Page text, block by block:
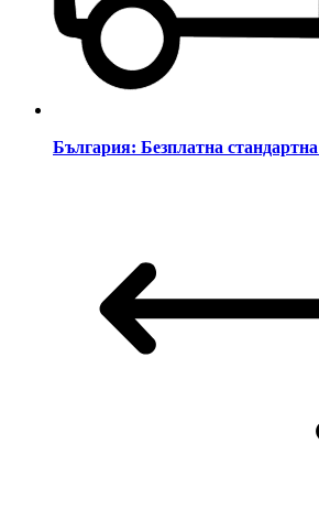
България: Безплатна